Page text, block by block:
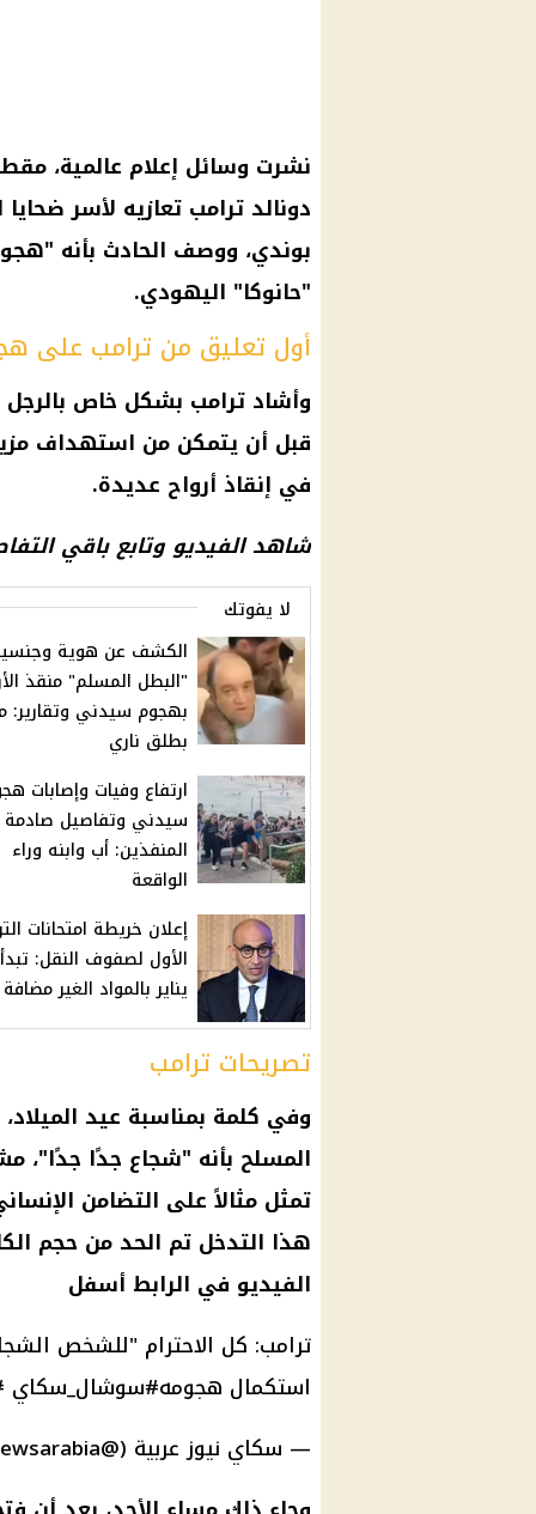
نشرت وسائل إعلام عالمية،
دونالد ترامب تعازيه لأسر
بوندي، ووصف الحادث بأنه
"حانوكا" اليهودي.
أول تعليق من ترامب على
وأشاد ترامب بشكل خاص
قبل أن يتمكن من استهداف
في إنقاذ أرواح عديدة.
شاهد الفيديو وتابع باقي
لا يفوتك
الكشف عن هوية
"البطل المسلم" منقذ
بهجوم سيدني وتقارير:
بطلق ناري
ارتفاع وفيات وإصابات
سيدني وتفاصيل
المنفذين: أب وابنه وراء
الواقعة
إعلان خريطة امتحانات
يناير بالمواد الغير مضافة
تصريحات ترامب
وفي كلمة بمناسبة عيد
المسلح بأنه "شجاع جدًا جدًا"،
تمثل مثالاً على التضامن
هذا التدخل تم الحد من حجم
الفيديو في الرابط أسفل
ترامب: كل الاحترام "للشخص
استكمال هجومه#سوشال_سكاي
— سكاي نيوز عربية (@skynewsarabia)